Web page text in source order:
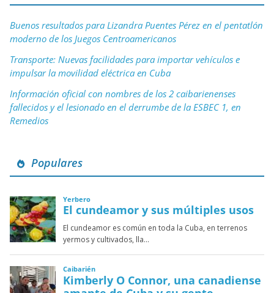
Buenos resultados para Lizandra Puentes Pérez en el pentatlón
moderno de los Juegos Centroamericanos
Transporte: Nuevas facilidades para importar vehículos e
impulsar la movilidad eléctrica en Cuba
Información oficial con nombres de los 2 caibarienenses
fallecidos y el lesionado en el derrumbe de la ESBEC 1, en
Remedios
Populares